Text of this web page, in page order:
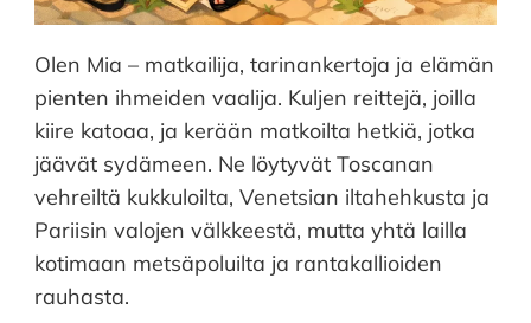
Olen Mia – matkailija, tarinankertoja ja elämän
pienten ihmeiden vaalija. Kuljen reittejä, joilla
kiire katoaa, ja kerään matkoilta hetkiä, jotka
jäävät sydämeen. Ne löytyvät Toscanan
vehreiltä kukkuloilta, Venetsian iltahehkusta ja
Pariisin valojen välkkeestä, mutta yhtä lailla
kotimaan metsäpoluilta ja rantakallioiden
rauhasta.